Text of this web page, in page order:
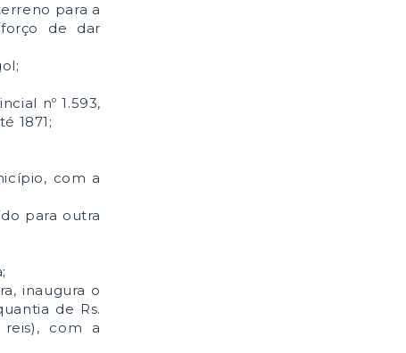
para a
de dar
nº 1.593,
1871;
com a
para outra
inaugura o
de Rs.
com a